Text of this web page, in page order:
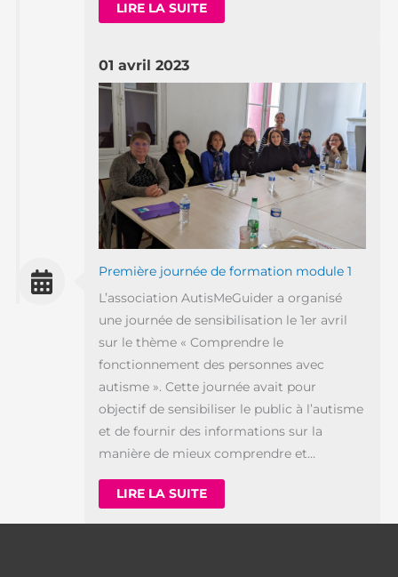
LIRE LA SUITE
01 avril 2023
Première journée de formation module 1
L’association AutisMeGuider a organisé
une journée de sensibilisation le 1er avril
sur le thème « Comprendre le
fonctionnement des personnes avec
autisme ». Cette journée avait pour
objectif de sensibiliser le public à l’autisme
et de fournir des informations sur la
manière de mieux comprendre et…
LIRE LA SUITE